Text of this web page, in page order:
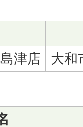
津店
大和